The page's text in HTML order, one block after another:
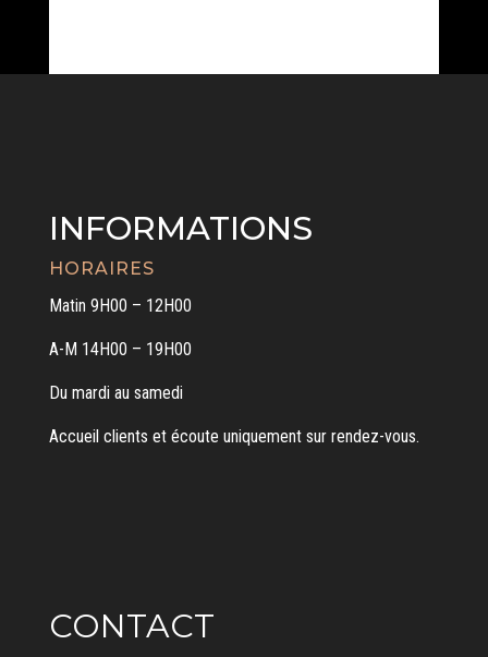
INFORMATIONS
HORAIRES
Matin 9H00 – 12H00
A-M 14H00 – 19H00
Du mardi au samedi
Accueil clients et écoute uniquement sur rendez-vous.
CONTACT